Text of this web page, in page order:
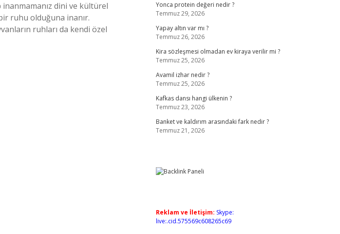
dini ve kültürel
ruhu olduğuna inanır.
ruhları da kendi özel
Yonca protein değeri nedir ?
Temmuz 29, 2026
Yapay altın var mı ?
Temmuz 26, 2026
Kira sözleşmesi olmadan ev kiraya verilir mi ?
Temmuz 25, 2026
Avamil izhar nedir ?
Temmuz 25, 2026
Kafkas dansı hangi ülkenin ?
Temmuz 23, 2026
Banket ve kaldırım arasındaki fark nedir ?
Temmuz 21, 2026
Reklam ve İletişim: Skype:
live:.cid.575569c608265c69